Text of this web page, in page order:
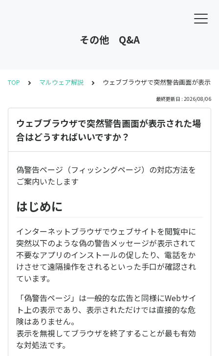
その他 Q&A
TOP マルウェア解説 ウェブブラウザで突然警告画面が表示
最終更新日 : 2026/08/06
ウェブブラウザで突然警告画面が表示された場
合はどうすればいいですか？
偽警告ページ（フィッシングページ）の対応方法を
ご案内いたします
はじめに
インターネットブラウザでウェブサイトを閲覧中に
突然以下のような偽の警告メッセージが表示されて
不要なアプリのインストールの促したり、電話をか
けさせて遠隔操作をされるといった手口が確認され
ています。
「偽警告ページ」は一般的な広告と同様にWebサイ
ト上の表示であり、表示されただけでは直接的な危
険はありません。
表示を無視してブラウザを終了することが最も有効
な対処法です。